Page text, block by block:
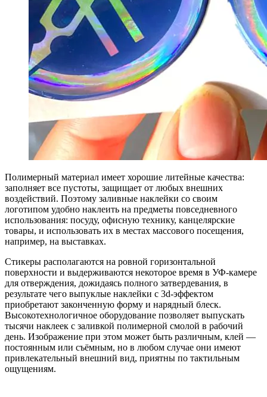
Полимерный материал имеет хорошие литейные качества:
заполняет все пустоты, защищает от любых внешних
воздействий. Поэтому заливные наклейки со своим
логотипом удобно наклеить на предметы повседневного
использования: посуду, офисную технику, канцелярские
товары, и использовать их в местах массового посещения,
например, на выставках.
Стикеры располагаются на ровной горизонтальной
поверхности и выдерживаются некоторое время в УФ-камере
для отверждения, дожидаясь полного затвердевания, в
результате чего выпуклые наклейки с 3d-эффектом
приобретают законченную форму и нарядный блеск.
Высокотехнологичное оборудование позволяет выпускать
тысячи наклеек с заливкой полимерной смолой в рабочий
день. Изображение при этом может быть различным, клей —
постоянным или съёмным, но в любом случае они имеют
привлекательный внешний вид, приятны по тактильным
ощущениям.